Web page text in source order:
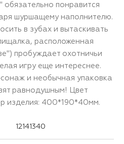
понравится
шуршащему наполнителю.
в зубах и вытаскивать
расположенная
пробуждает охотничьи
игру еще интереснее.
и необычная упаковка
равнодушным! Цвет
изделия: 400*190*40мм.
12141340